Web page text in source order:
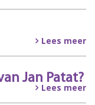
Lees meer
Jan Patat?
Lees meer